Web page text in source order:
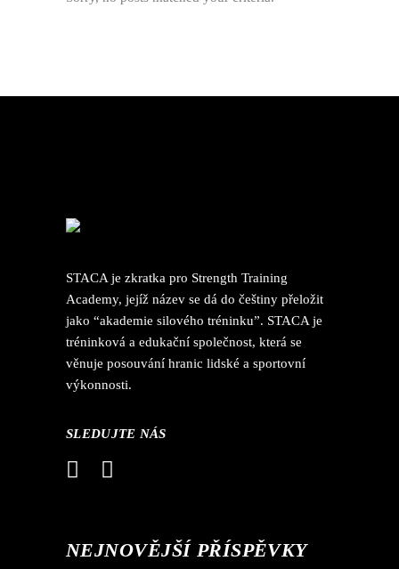
STACA je zkratka pro Strength Training
Academy, jejíž název se dá do češtiny přeložit
jako “akademie silového tréninku”. STACA je
tréninková a edukační společnost, která se
věnuje posouvání hranic lidské a sportovní
výkonnosti.
SLEDUJTE NÁS
NEJNOVĚJŠÍ PŘÍSPĚVKY